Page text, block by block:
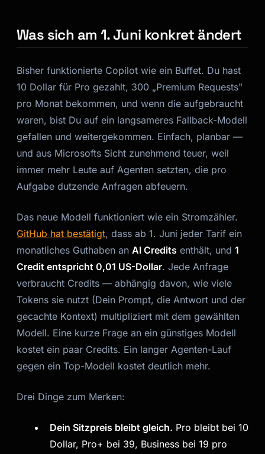
Was sich am 1. Juni konkret ändert
Bisher funktionierte Copilot wie ein Buffet. Du hast
10 Dollar für Pro gezahlt, 300 „Premium Requests"
pro Monat bekommen, und wenn die aufgebraucht
waren, bist Du auf ein langsameres Fallback-Modell
gefallen und weitergekommen. Einfach, planbar —
und aus Microsofts Sicht zunehmend teuer, weil
immer mehr Leute auf Agenten setzten, die pro
Aufgabe dutzende Anfragen abfeuern.
Das neue Modell funktioniert wie ein Stromzähler.
GitHub hat bestätigt, dass ab 1. Juni jeder Tarif ein
monatliches Guthaben an AI Credits enthält, und 1
Credit entspricht 0,01 US-Dollar. Jede Anfrage
verbraucht Credits — abhängig davon, wie viele
Tokens sie nutzt (Dein Prompt, die Antwort und der
gecachte Kontext) multipliziert mit dem gewählten
Modell. Eine kurze Frage an ein günstiges Modell
kostet ein paar Credits. Ein langer Agenten-Lauf
gegen ein Top-Modell kostet deutlich mehr.
Drei Dinge zum Merken:
Dein Sitzpreis bleibt gleich. Pro bleibt bei 10
Dollar, Pro+ bei 39, Business bei 19 pro
Kai
Kursfinder · für dich da